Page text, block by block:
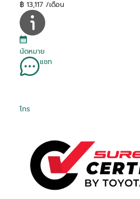
฿ 13,117 /เดือน
นัดหมาย
แชท
โทร